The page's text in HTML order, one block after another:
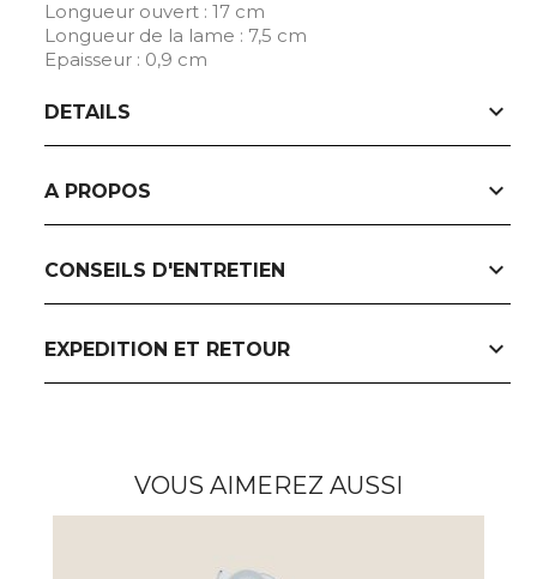
Longueur ouvert : 17 cm
Longueur de la lame : 7,5 cm
Epaisseur : 0,9 cm
DETAILS expand_more
A PROPOS expand_more
CONSEILS D'ENTRETIEN expand_more
EXPEDITION ET RETOUR expand_more
VOUS AIMEREZ AUSSI